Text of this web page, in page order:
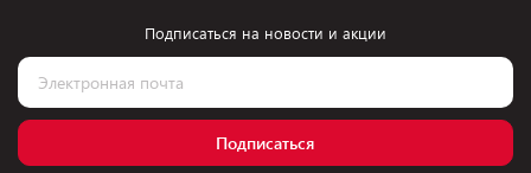
Подписаться на новости и акции
Подписаться